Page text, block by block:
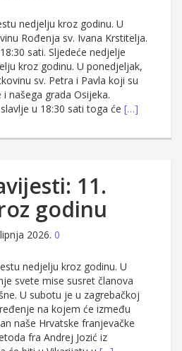
nedjelju kroz godinu. U
Rođenja sv. Ivana Krstitelja.
sati. Sljedeće nedjelje
kroz godinu. U ponedjeljak,
sv. Petra i Pavla koji su
našega grada Osijeka.
u 18:30 sati toga će […]
11.
godinu
2026. 0
nedjelju kroz godinu. U
svete mise susret članova
U subotu je u zagrebačkoj
na kojem će između
naše Hrvatske franjevačke
fra Andrej Jozić iz